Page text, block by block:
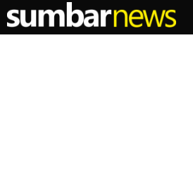
Lewati
ke
konten